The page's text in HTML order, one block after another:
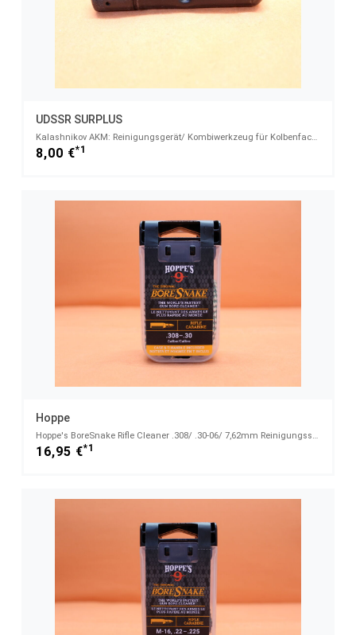
UDSSR SURPLUS
Kalashnikov AKM: Reinigungsgerät/ Kombiwerkzeug für Kolbenfach AKM/ AK47 UDSSR Kal. 7,62mm
8,00 €*1
Hoppe
Hoppe's BoreSnake Rifle Cleaner .308/ .30-06/ 7,62mm Reinigungssystem für Büchsen (24015G)
16,95 €*1